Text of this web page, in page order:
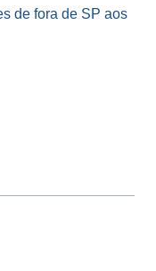
de fora de SP aos